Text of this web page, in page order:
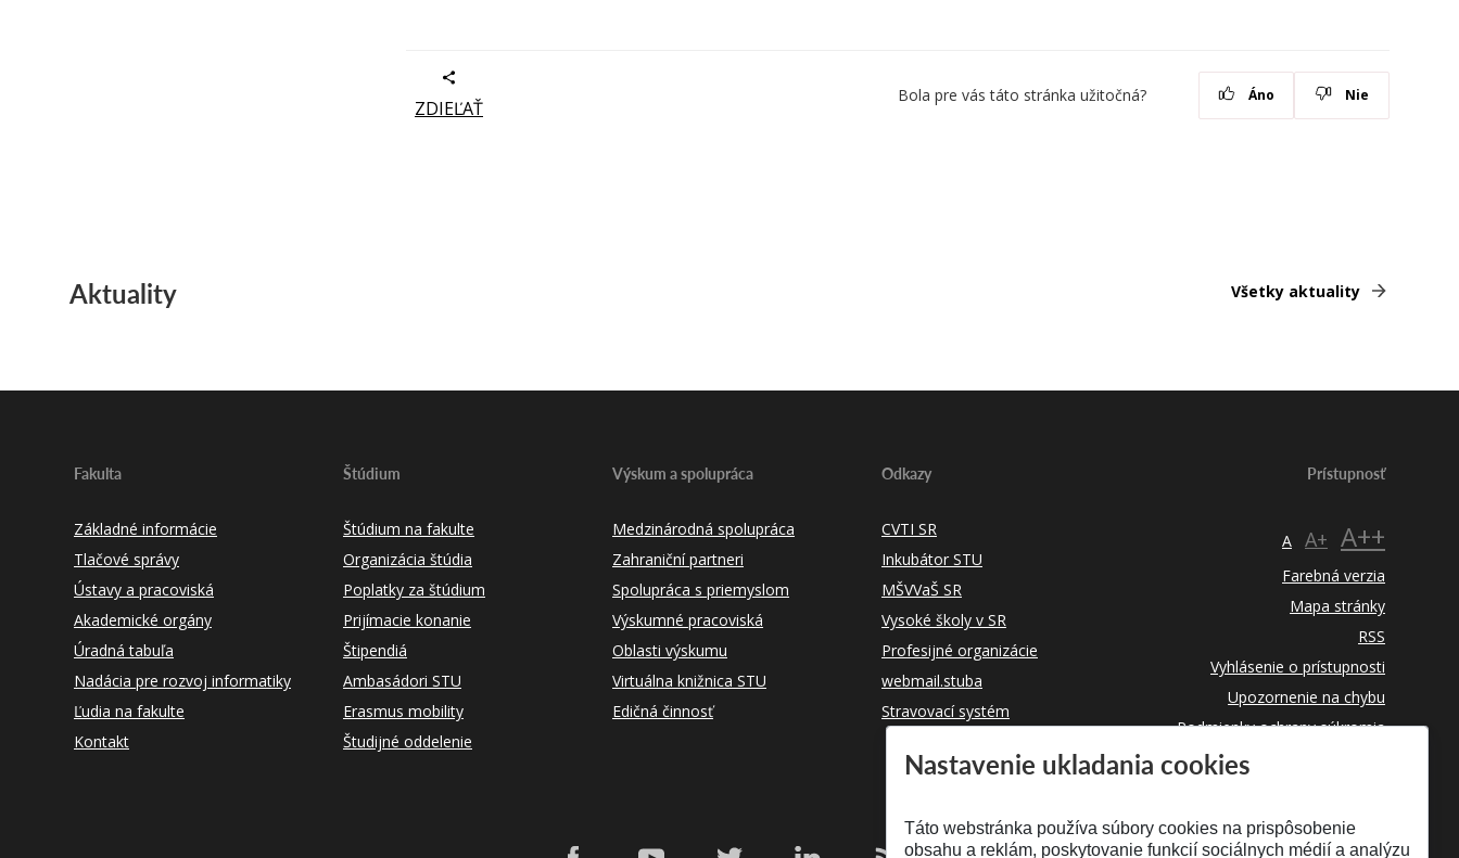
ZDIEĽAŤ
Bola pre vás táto stránka užitočná? Áno Nie
Aktuality Všetky aktuality
Fakulta
Základné informácie
Tlačové správy
Ústavy a pracoviská
Akademické orgány
Úradná tabuľa
Nadácia pre rozvoj informatiky
Ľudia na fakulte
Kontakt
Štúdium
Štúdium na fakulte
Organizácia štúdia
Poplatky za štúdium
Prijímacie konanie
Štipendiá
Ambasádori STU
Erasmus mobility
Študijné oddelenie
Výskum a spolupráca
Medzinárodná spolupráca
Zahraniční partneri
Spolupráca s priemyslom
Výskumné pracoviská
Oblasti výskumu
Virtuálna knižnica STU
Edičná činnosť
Odkazy
CVTI SR
Inkubátor STU
MŠVVaŠ SR
Vysoké školy v SR
Profesijné organizácie
webmail.stuba
Stravovací systém
Prístupnosť
A A+ A++
Farebná verzia
Mapa stránky
RSS
Vyhlásenie o prístupnosti
Upozornenie na chybu
Podmienky ochrany súkromia
Nastavenie ukladania cookies
Táto webstránka používa súbory cookies na prispôsobenie
obsahu a reklám, poskytovanie funkcií sociálnych médií a analýzu